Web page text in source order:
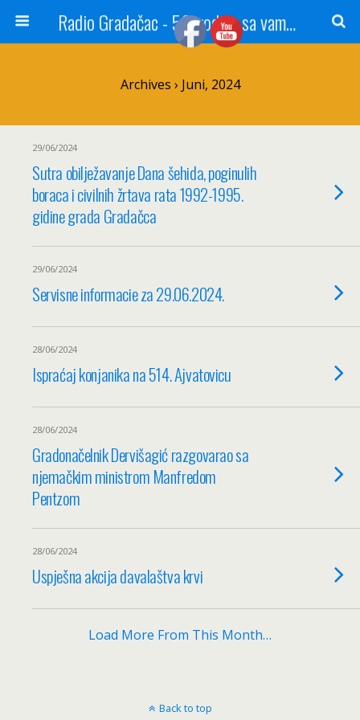
Radio Gradačac - 56 godina sa vama...
Archives › Juni, 2024
29/06/2024
Sutra obilježavanje Dana šehida, poginulih
boraca i civilnih žrtava rata 1992-1995.
gidine grada Gradačca
29/06/2024
Servisne informacie za 29.06.2024.
28/06/2024
Ispraćaj konjanika na 514. Ajvatovicu
28/06/2024
Gradonačelnik Dervišagić razgovarao sa
njemačkim ministrom Manfredom
Pentzom
28/06/2024
Uspješna akcija davalaštva krvi
Load More From This Month…
Back to top